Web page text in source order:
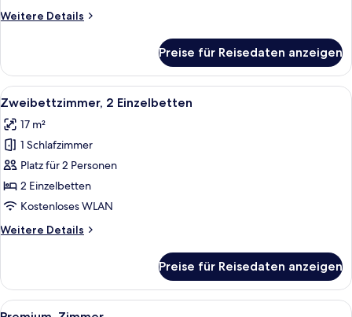
Weitere Details
Weitere
1
Doppelbett
Preise für Reisedaten anzeigen
Alle
Fotos
für
Zweibettzimmer,
2 Einzelbetten
anzeigen
Ein Hotelzimmer mit zwei Betten,
10
Zweibettzimmer, 2 Einzelbetten
17 m²
1 Schlafzimmer
Platz für 2 Personen
2 Einzelbetten
Kostenloses WLAN
Weitere Details
Weitere
2 Einzelbetten
Preise für Reisedaten anzeigen
Alle10